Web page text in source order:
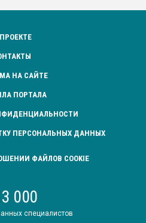
НА САЙТЕ
ПОРТАЛА
ПЕРСОНАЛЬНЫХ ДАННЫХ
ФАЙЛОВ COOKIE
000
специалистов